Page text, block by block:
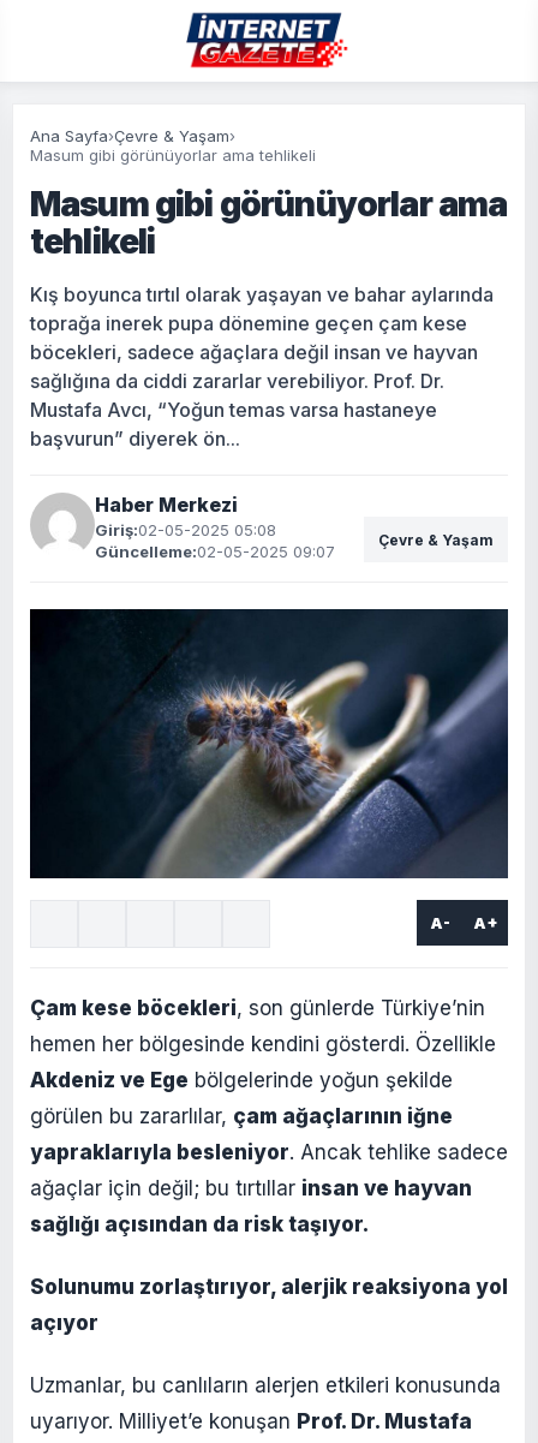
Ana Sayfa›Çevre & Yaşam›
Masum gibi görünüyorlar ama tehlikeli
Masum gibi görünüyorlar ama
tehlikeli
Kış boyunca tırtıl olarak yaşayan ve bahar aylarında
toprağa inerek pupa dönemine geçen çam kese
böcekleri, sadece ağaçlara değil insan ve hayvan
sağlığına da ciddi zararlar verebiliyor. Prof. Dr.
Mustafa Avcı, “Yoğun temas varsa hastaneye
başvurun” diyerek ön...
Haber Merkezi
Giriş:02-05-2025 05:08
Güncelleme:02-05-2025 09:07
Çevre & Yaşam
A- A+
Çam kese böcekleri, son günlerde Türkiye’nin
hemen her bölgesinde kendini gösterdi. Özellikle
Akdeniz ve Ege bölgelerinde yoğun şekilde
görülen bu zararlılar, çam ağaçlarının iğne
yapraklarıyla besleniyor. Ancak tehlike sadece
ağaçlar için değil; bu tırtıllar insan ve hayvan
sağlığı açısından da risk taşıyor.
Solunumu zorlaştırıyor, alerjik reaksiyona yol
açıyor
Uzmanlar, bu canlıların alerjen etkileri konusunda
uyarıyor. Milliyet’e konuşan Prof. Dr. Mustafa